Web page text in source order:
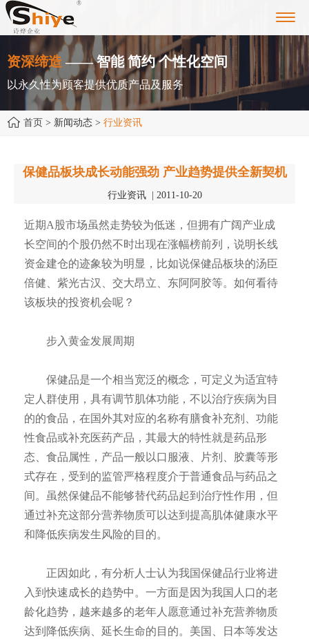
资深缔造 —— 智能 简约 个性化空间
以永久性为顾客提供优质产品及服务
首页 > 新闻动态 > 行业资讯
保健品板块成长动能强劲 产业趋势提供全新契机
行业资讯 | 2011-10-20
近期A股市场虽然走势较为低迷，但拥有广阔产业成
长空间的个股仍然不时出现在涨幅榜前列，说明长线
资金建仓的迹象较为明显，比如说保健品板块的汤臣
倍健、紫光古汉、交大昂立、东阿阿胶等。如何看待
该板块的投资机会呢？
步入黄金发展周期
保健品是一个相当宽泛的概念，可定义为适宜特
定人群使用，具有调节肌体功能，不以治疗疾病为目
的的食品，在国外其对应的名称有膳食补充剂、功能
性食品或补充医药产品，其最大的特性就是药品形
态、食品属性，产品一般以口服液、片剂、胶囊等形
式存在，受到的监管严格程度介于普通食品与药品之
间。虽然保健品不能够替代药品起到治疗性作用，但
通过补充这部分营养物质可以达到提高肌体健康水平
和降低疾病发生风险的目的。
正因如此，有分析人士认为我国保健品行业将进
入到快速成长的趋势中。一方面是因为我国人口的老
龄化趋势，越来越多的老年人愿意通过补充营养物质
达到降低疾病、延长生命的目的。美国、日本等发达